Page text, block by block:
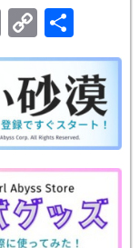
E
m
ail
C
o
p
y
Li
n
k
有